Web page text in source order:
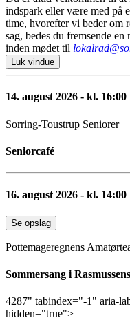
indspark eller være med på
time, hvorefter vi beder om
sag, bedes du fremsende
inden mødet til
Luk vindue
14. august 2026 - kl. 16:00
Sorring-Toustrup Seniorer
Seniorcafé
16. august 2026 - kl. 14:00
Se opslag
Pottemageregnens
Sommersang i
4287" tabindex="-1" aria-
hidden="true">